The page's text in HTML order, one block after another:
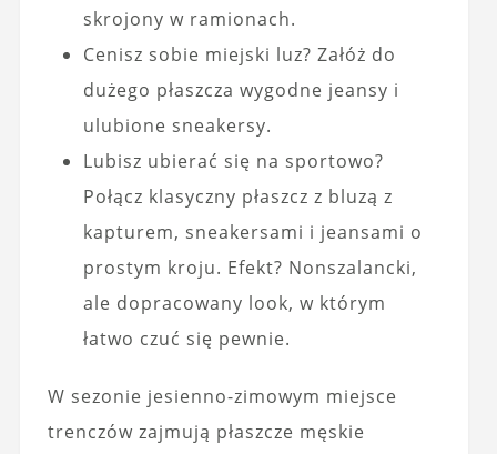
skrojony w ramionach.
Cenisz sobie miejski luz? Załóż do
dużego płaszcza wygodne jeansy i
ulubione sneakersy.
Lubisz ubierać się na sportowo?
Połącz klasyczny płaszcz z bluzą z
kapturem, sneakersami i jeansami o
prostym kroju. Efekt? Nonszalancki,
ale dopracowany look, w którym
łatwo czuć się pewnie.
W sezonie jesienno-zimowym miejsce
trenczów zajmują płaszcze męskie